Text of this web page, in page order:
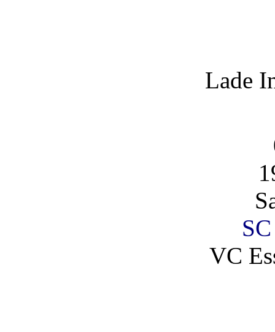
Lade
VC